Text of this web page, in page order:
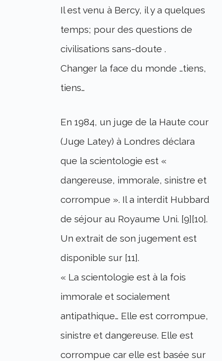
Il est venu à Bercy, il y a quelques
temps; pour des questions de
civilisations sans-doute .
Changer la face du monde …tiens,
tiens…
En 1984, un juge de la Haute cour
(Juge Latey) à Londres déclara
que la scientologie est «
dangereuse, immorale, sinistre et
corrompue ». Il a interdit Hubbard
de séjour au Royaume Uni. [9][10].
Un extrait de son jugement est
disponible sur [11].
« La scientologie est à la fois
immorale et socialement
antipathique… Elle est corrompue,
sinistre et dangereuse. Elle est
corrompue car elle est basée sur